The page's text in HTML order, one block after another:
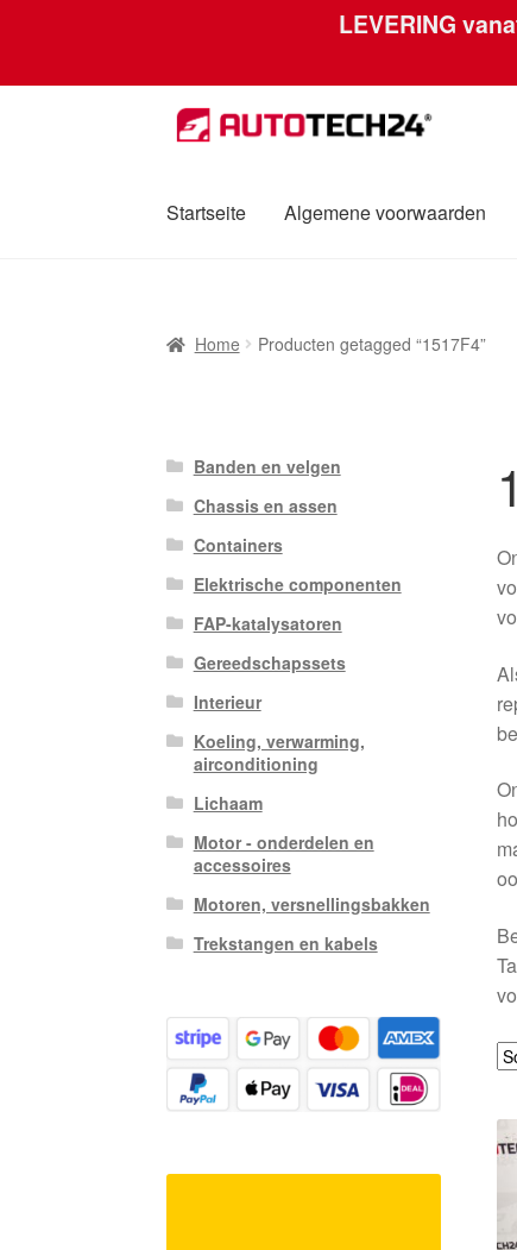
LEVERING
Ga
door
navigatie
Ga
naar
inhoud
Startseite Algemene voorwaarden
Over ons PrivacybeleidWereldwijde
Home Producten getagged “1517F4”
Banden en velgen
Chassis en assen
Containers
Elektrische componenten
FAP-katalysatoren
Gereedschapssets
Interieur
Koeling, verwarming,
airconditioning
Lichaam
Motor - onderdelen en
accessoires
Motoren, versnellingsbakken
Trekstangen en kabels